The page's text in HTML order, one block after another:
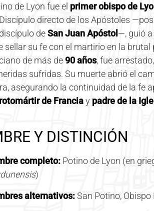
de Lyon fue el primer obispo de
directo de los Apóstoles
deSan Juan Apóstol—, guió
sellar su fe con el martirio en la
de más de90 años, fue
sufridas. Su muerte abrió el
asegurando la continuidad de la fe
de Franciay padre de la
Y DISTINCIÓN
completo: Potino de Lyon (en
)
alternativos:San Potino,